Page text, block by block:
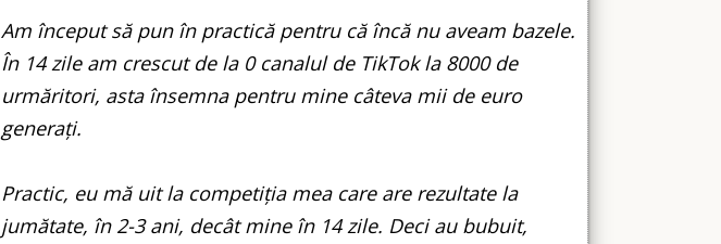
Am început să pun în practică pentru că încă nu aveam bazele.
În 14 zile am crescut de la 0 canalul de TikTok la 8000 de
urmăritori, asta însemna pentru mine câteva mii de euro
generați.
Practic, eu mă uit la competiția mea care are rezultate la
jumătate, în 2-3 ani, decât mine în 14 zile. Deci au bubuit,